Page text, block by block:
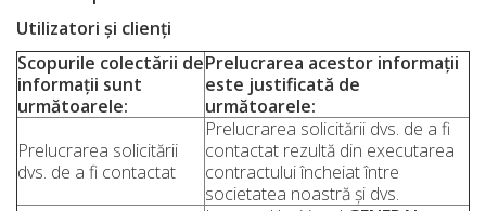
Utilizatori și clienți
Scopurile colectării de
informații sunt
următoarele:
Prelucrarea acestor informații
este justificată de
următoarele:
Prelucrarea solicitării
dvs. de a fi contactat
Prelucrarea solicitării dvs. de a fi
contactat rezultă din executarea
contractului încheiat între
societatea noastră și dvs.